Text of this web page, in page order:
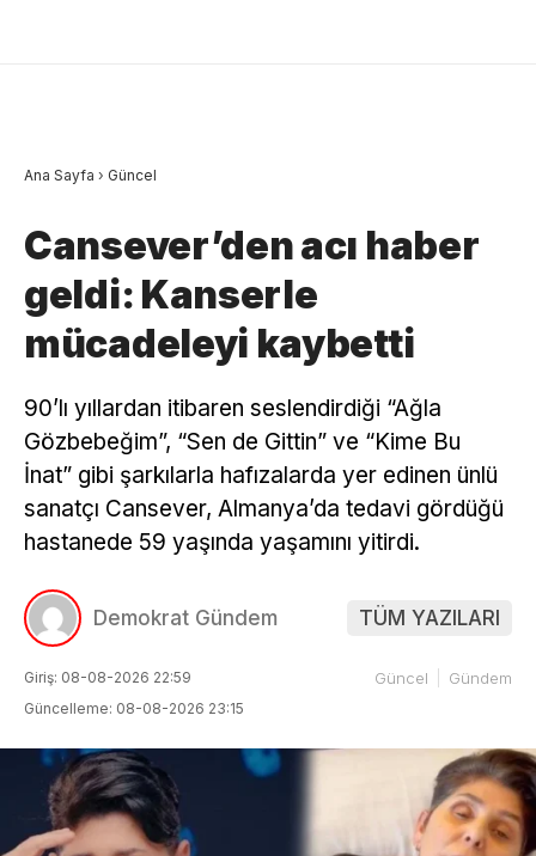
Ana Sayfa › Güncel
Cansever’den acı haber
geldi: Kanserle
mücadeleyi kaybetti
90’lı yıllardan itibaren seslendirdiği “Ağla
Gözbebeğim”, “Sen de Gittin” ve “Kime Bu
İnat” gibi şarkılarla hafızalarda yer edinen ünlü
sanatçı Cansever, Almanya’da tedavi gördüğü
hastanede 59 yaşında yaşamını yitirdi.
Demokrat Gündem TÜM YAZILARI
Giriş: 08-08-2026 22:59
Güncelleme: 08-08-2026 23:15
Güncel Gündem